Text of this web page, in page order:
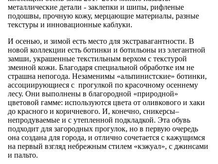
металлические детали - заклепки и шипы, рифленые
подошвы, прочную кожу, мерцающие материалы, разные
текстуры и инновационные каблуки.
И осенью, и зимой есть место для экстравагантности. В
новой коллекции есть ботинки и ботильоны из элегантной
замши, украшенные текстильным верхом с текстурой
змеиной кожи. Благодаря специальной обработке им не
страшна непогода. Незаменимы «альпинистские» ботинки,
ассоциирующиеся с прогулкой по красочному осеннему
лесу. Они выполнены в благородной «природной»
цветовой гамме: используются цвета от оливкового и хаки
до красного и коричневого. И, конечно, сникерсы–
непродуваемые и с утепленной подкладкой. Эта обувь
подходит для загородных прогулок, но в первую очередь
она создана для города, и отлично сочетается с кажущимся
на первый взгляд небрежным стилем «кэжуал», с джинсами
и пальто.